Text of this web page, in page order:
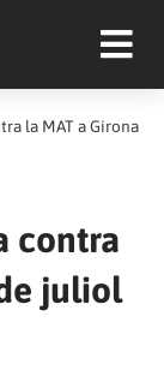
la MAT a Girona
contra
juliol